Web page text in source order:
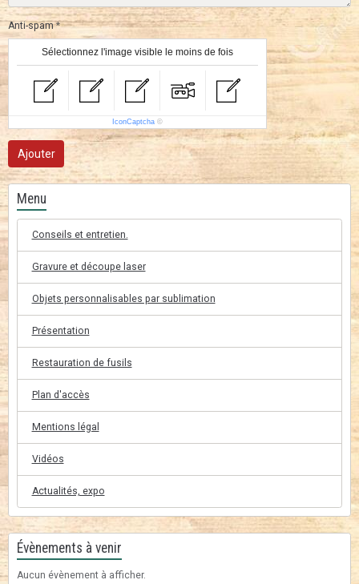
Anti-spam
Sélectionnez l'image visible le moins de fois
IconCaptcha ©
Ajouter
Menu
Conseils et entretien.
Gravure et découpe laser
Objets personnalisables par sublimation
Présentation
Restauration de fusils
Plan d'accès
Mentions légal
Vidéos
Actualités, expo
Évènements à venir
Aucun évènement à afficher.